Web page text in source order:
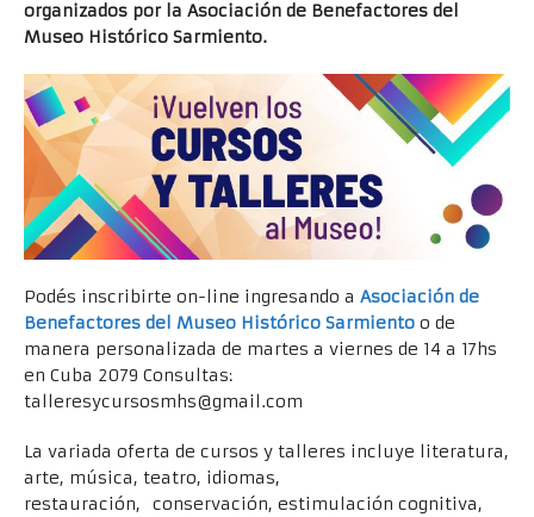
organizados por la Asociación de Benefactores del
Museo Histórico Sarmiento.
Podés inscribirte on-line ingresando a Asociación de
Benefactores del Museo Histórico Sarmiento o de
manera personalizada de martes a viernes de 14 a 17hs
en Cuba 2079 Consultas:
talleresycursosmhs@gmail.com
La variada oferta de cursos y talleres incluye literatura,
arte, música, teatro, idiomas,
restauración, conservación, estimulación cognitiva,